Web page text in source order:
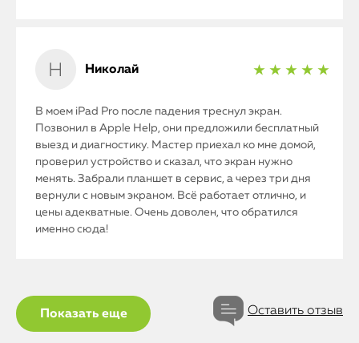
Николай ★ ★ ★ ★ ★
В моем iPad Pro после падения треснул экран.
Позвонил в Apple Help, они предложили бесплатный
выезд и диагностику. Мастер приехал ко мне домой,
проверил устройство и сказал, что экран нужно
менять. Забрали планшет в сервис, а через три дня
вернули с новым экраном. Всё работает отлично, и
цены адекватные. Очень доволен, что обратился
именно сюда!
Показать еще Оставить отзыв